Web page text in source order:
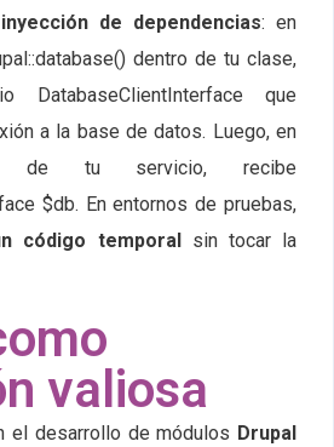
de dependencias: en
dentro de tu clase,
DatabaseClientInterface que
a la base de datos. Luego, en
de tu servicio, recibe
$db. En entornos de pruebas,
código temporal
sin tocar la
valiosa
el desarrollo de módulos Drupal